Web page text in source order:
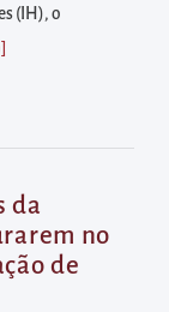
(IH), o
da
no
de